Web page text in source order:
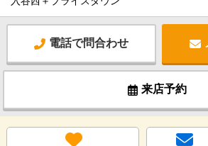
電話で問合わせ
来店予約